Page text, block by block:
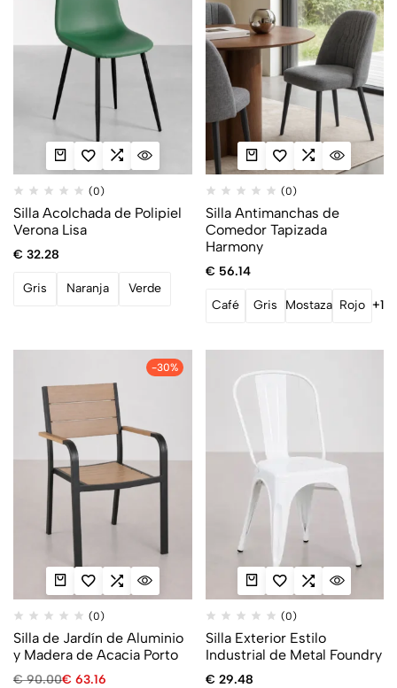
(0)
Silla Acolchada de Polipiel
Verona Lisa
€ 32.28
Gris Naranja Verde
(0)
Silla Antimanchas de
Comedor Tapizada
Harmony
€ 56.14
Café Gris Mostaza Rojo +1
-30%
(0)
Silla de Jardín de Aluminio
y Madera de Acacia Porto
€90.00€ 63.16
(0)
Silla Exterior Estilo
Industrial de Metal Foundry
€ 29.48